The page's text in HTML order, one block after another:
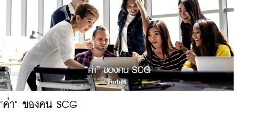
"ค่า" ของคน SCG